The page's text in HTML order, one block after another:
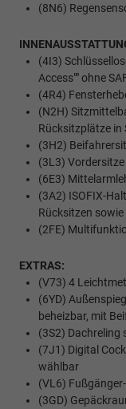
(8N6)
(4I3)
Access"" ohne
(4R4)
(N2H)
Rücksitzplätze in
(3H2)
(3L3)
(6E3)
(3A2) ISOFIX-
Rücksitzen
(2FE)
EXTRAS:
(V73) 4
(6YD)
beheizbar, mit
(3S2) Dachreling
(7J1) Digital
wählbar
(VL6)
(3GD)